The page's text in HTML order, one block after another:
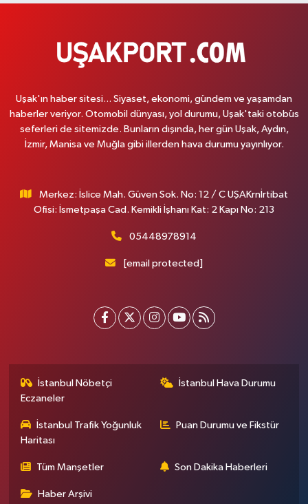
Uşak'ın haber sitesi... Siyaset, ekonomi, gündem ve yaşamdan
haberler veriyor. Otomobil dünyası, yol durumu, Uşak'taki otobüs
seferleri de sitemizde. Bunların dışında, her gün Uşak, Aydın,
İzmir, Manisa ve Muğla gibi illerden hava durumu yayınlıyor.
Merkez: İslice Mah. Güven Sok. No: 12 / C UŞAKrnİrtibat
Ofisi: İsmetpaşa Cad. Kemikli İşhanı Kat: 2 Kapı No: 213
05448978914
[email protected]
İstanbul Nöbetçi
Eczaneler
İstanbul Hava Durumu
İstanbul Trafik Yoğunluk
Haritası
Puan Durumu ve Fikstür
Tüm Manşetler Son Dakika Haberleri
Haber Arşivi